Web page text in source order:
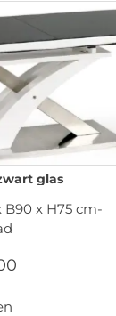
glas
B90 x H75 cm-